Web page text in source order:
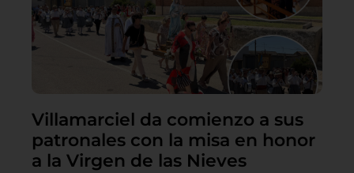
Villamarciel da comienzo a sus
patronales con la misa en honor
a la Virgen de las Nieves